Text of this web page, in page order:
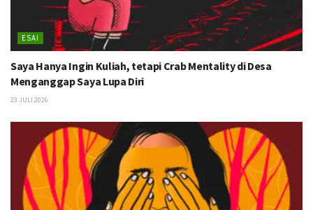
ESAI
Saya Hanya Ingin Kuliah, tetapi Crab Mentality di Desa
Menganggap Saya Lupa Diri
23 JULI 2026